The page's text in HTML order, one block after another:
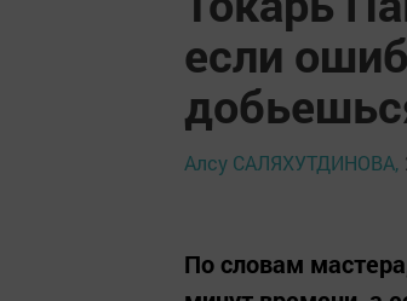
если
Алсу САЛЯХУТДИНОВА,
По словам